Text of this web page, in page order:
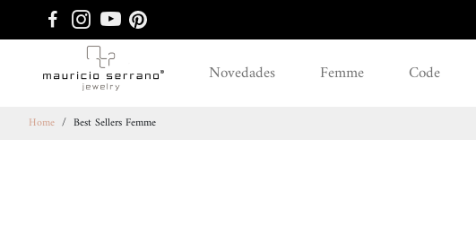
Novedades Femme Code
Home / Best Sellers Femme